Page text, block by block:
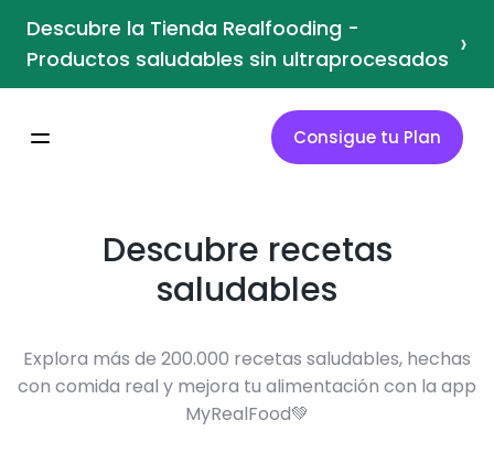
Descubre la Tienda Realfooding -
Productos saludables sin ultraprocesados ›
Consigue tu Plan
Descubre recetas
saludables
Explora más de 200.000 recetas saludables, hechas
con comida real y mejora tu alimentación con la app
MyRealFood💚